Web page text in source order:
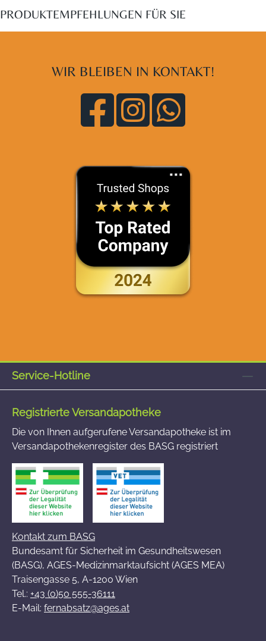
PRODUKTEMPFEHLUNGEN FÜR SIE
WIR BLEIBEN IN KONTAKT!
Service-Hotline
Registrierte Versandapotheke
Die von Ihnen aufgerufene Versandapotheke ist im
Versandapothekenregister des BASG registriert
Kontakt zum BASG
Bundesamt für Sicherheit im Gesundheitswesen
(BASG), AGES-Medizinmarktaufsicht (AGES MEA)
Traisengasse 5, A-1200 Wien
Tel.: +43 (0)50 555-36111
E-Mail: fernabsatz@ages.at